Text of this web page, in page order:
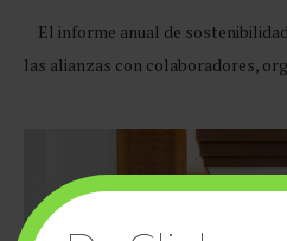
El informe anual de
las alianzas con colaboradores,